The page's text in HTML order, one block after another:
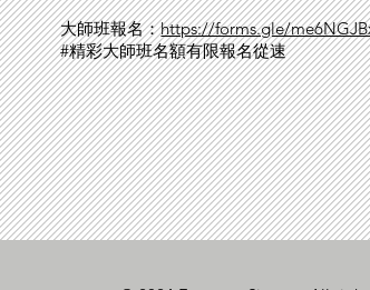
大師班報名：https://forms.gle/
#精彩大師班名額有限報名從速